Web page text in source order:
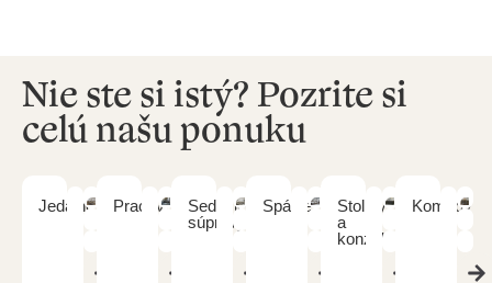
Nie ste si istý? Pozrite si
celú našu ponuku
Jedálne Pracovne
Sedacie
súpravy
Spálne
Stolíky
a
konzoly
Komody